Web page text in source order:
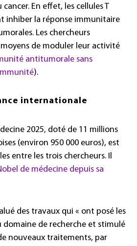
En effet, les cellules T
inhiber la réponse immunitaire
Les chercheurs
de moduler leur activité
antitumorale sans
).
internationale
2025, doté de 11 millions
(environ 950 000 euros), est
entre les trois chercheurs. Il
de médecine depuis sa
des travaux qui « ont posé les
domaine de recherche et stimulé
nouveaux traitements, par